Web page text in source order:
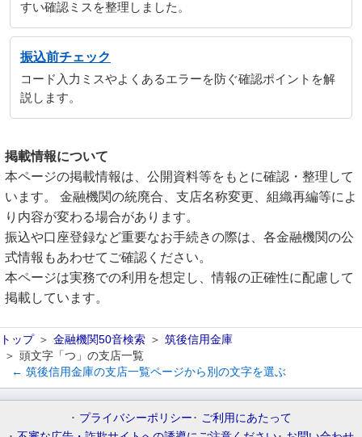
すい確認ミスを整理しました。
振込前チェック
コード入力ミスやよくあるエラーを防ぐ確認ポイントを解
説します。
掲載情報について
本ページの掲載情報は、公開資料等をもとに確認・整理して
います。 金融機関の統廃合、支店名称変更、組織再編等によ
り内容が変わる場合があります。
振込や口座登録など重要なお手続きの際は、各金融機関の公
式情報もあわせてご確認ください。
本ページは実務での利用を想定し、情報の正確性に配慮して
掲載しています。
トップ 金融機関50音検索
筑後信用金庫
頭文字「つ」の支店一覧
← 筑後信用金庫の支店一覧ページから別の文字を選ぶ
プライバシーポリシー
ご利用にあたって